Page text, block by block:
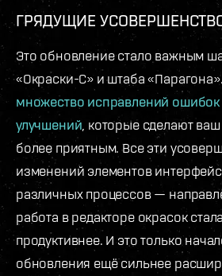
ГРЯДУЩИЕ
Это обновление стало важным
«Окраски-С» и штаба
множество исправлений ошибок
улучшений , которые сделают
более приятным. Все эти
изменений элементов
различных процессов —
работа в редакторе окрасок
продуктивнее. И это только
обновления ещё сильнее